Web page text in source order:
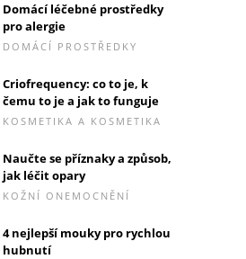
Domácí léčebné prostředky
pro alergie
DOMÁCÍ PROSTŘEDKY
Criofrequency: co to je, k
čemu to je a jak to funguje
KOSMETIKA A KOSMETIKA
Naučte se příznaky a způsob,
jak léčit opary
KOŽNÍ ONEMOCNĚNÍ
4 nejlepší mouky pro rychlou
hubnutí